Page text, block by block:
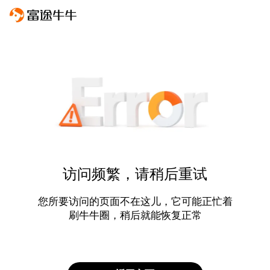
访问频繁，请稍后重试
您所要访问的页面不在这儿，它可能正忙着
刷牛牛圈，稍后就能恢复正常